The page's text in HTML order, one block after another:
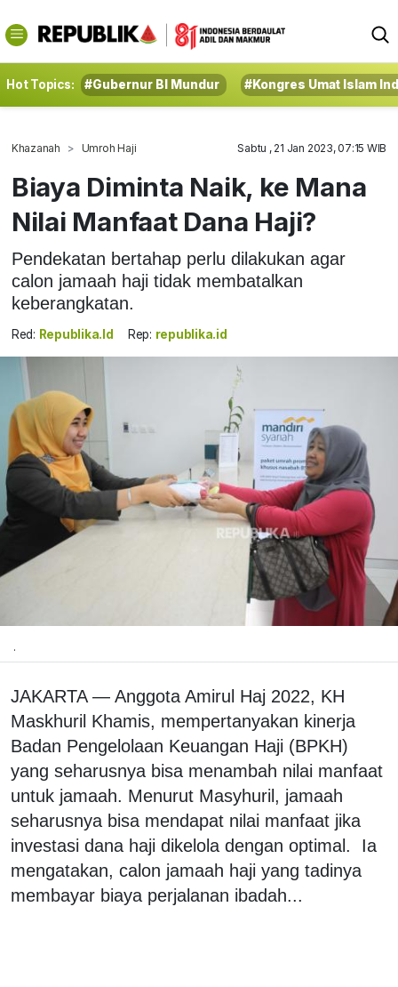
Hot Topics: #Gubernur BI Mundur #Kongres Umat Islam
Khazanah Umroh Haji Sabtu , 21 Jan 2023, 07:15 WIB
Biaya Diminta Naik, ke Mana
Nilai Manfaat Dana Haji?
Pendekatan bertahap perlu dilakukan agar
calon jamaah haji tidak membatalkan
keberangkatan.
Red: Republika.id Rep: republika.id
.
JAKARTA — Anggota Amirul Haj 2022, KH
Maskhuril Khamis, mempertanyakan kinerja
Badan Pengelolaan Keuangan Haji (BPKH)
yang seharusnya bisa menambah nilai manfaat
untuk jamaah. Menurut Masyhuril, jamaah
seharusnya bisa mendapat nilai manfaat jika
investasi dana haji dikelola dengan optimal. Ia
mengatakan, calon jamaah haji yang tadinya
membayar biaya perjalanan ibadah...